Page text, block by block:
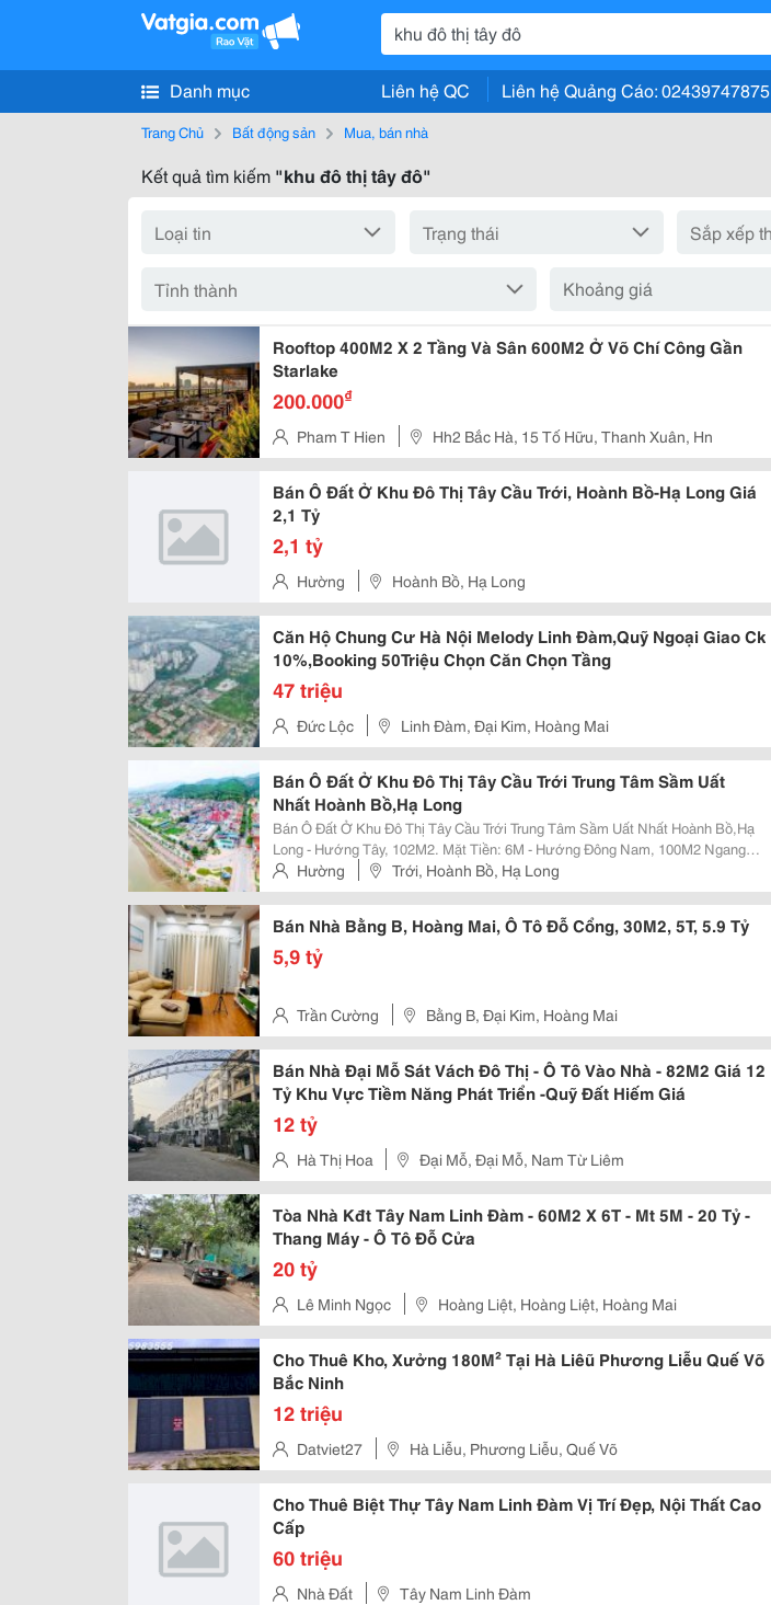
Danh mục Liên hệ QC Liên hệ Quảng Cáo: 02439747875
Trang Chủ Bất động sản Mua, bán nhà
Kết quả tìm kiếm "khu đô thị tây đô"
Khoảng giá
Rooftop 400M2 X 2 Tầng Và Sân 600M2 Ở Võ Chí Công Gần
Starlake
200.000₫
Pham T Hien Hh2 Bắc Hà, 15 Tố Hữu, Thanh Xuân, Hn
Bán Ô Đất Ở Khu Đô Thị Tây Cầu Trới, Hoành Bồ-Hạ Long Giá
2,1 Tỷ
2,1 tỷ
Hường Hoành Bồ, Hạ Long
Căn Hộ Chung Cư Hà Nội Melody Linh Đàm,Quỹ Ngoại Giao Ck
10%,Booking 50Triệu Chọn Căn Chọn Tầng
47 triệu
Đức Lộc Linh Đàm, Đại Kim, Hoàng Mai
Bán Ô Đất Ở Khu Đô Thị Tây Cầu Trới Trung Tâm Sầm Uất
Nhất Hoành Bồ,Hạ Long
Bán Ô Đất Ở Khu Đô Thị Tây Cầu Trới Trung Tâm Sầm Uất Nhất Hoành Bồ,Hạ
Long - Hướng Tây, 102M2. Mặt Tiền: 6M - Hướng Đông Nam, 100M2 Ngang
5M - Hướng Tây 100M2 Ngang 5M - Đường 7M, Vỉa Hè 5M Vị Trí : Ngay Khu
Đô Thị Trung Tâm Phường, Gần...
Hường Trới, Hoành Bồ, Hạ Long
Bán Nhà Bằng B, Hoàng Mai, Ô Tô Đỗ Cổng, 30M2, 5T, 5.9 Tỷ
5,9 tỷ
Trần Cường Bằng B, Đại Kim, Hoàng Mai
Bán Nhà Đại Mỗ Sát Vách Đô Thị - Ô Tô Vào Nhà - 82M2 Giá 12
Tỷ Khu Vực Tiềm Năng Phát Triển -Quỹ Đất Hiếm Giá
12 tỷ
Hà Thị Hoa Đại Mỗ, Đại Mỗ, Nam Từ Liêm
Tòa Nhà Kđt Tây Nam Linh Đàm - 60M2 X 6T - Mt 5M - 20 Tỷ -
Thang Máy - Ô Tô Đỗ Cửa
20 tỷ
Lê Minh Ngọc Hoàng Liệt, Hoàng Liệt, Hoàng Mai
Cho Thuê Kho, Xưởng 180M² Tại Hà Liêũ Phương Liễu Quế Võ
Bắc Ninh
12 triệu
Datviet27 Hà Liễu, Phương Liễu, Quế Võ
Cho Thuê Biệt Thự Tây Nam Linh Đàm Vị Trí Đẹp, Nội Thất Cao
Cấp
60 triệu
Nhà Đất Tây Nam Linh Đàm